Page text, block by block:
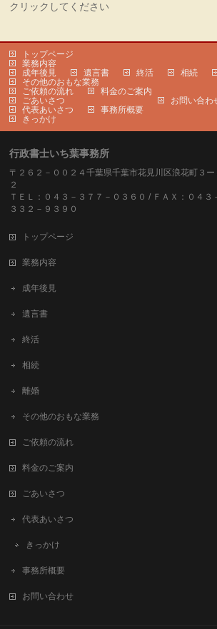
クリックしてください
トップページ
業務内容
成年後見
遺言書 終活 相続
その他のおもな業務
ご依頼の流れ
料金のご案内
ごあいさつ
代表あいさつ
きっかけ
事務所概要
お問い合わ
行政書士いち葉事務所
〒２６２－００２４千葉県千葉市花見川区浪花町３ー
２
ＴＥＬ：０４３－３７７－０３６０ / ＦＡＸ：０４３
３３２－９３９０
トップページ
業務内容
成年後見
遺言書
終活
相続
離婚
その他のおもな業務
ご依頼の流れ
料金のご案内
ごあいさつ
代表あいさつ
きっかけ
事務所概要
お問い合わせ